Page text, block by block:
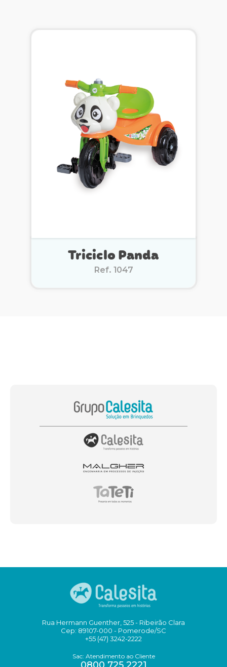
Triciclo Panda
Ref. 1047
Rua Hermann Guenther, 525 - Ribeirão Clara
Cep: 89107-000 - Pomerode/SC
+55 (47) 3242-2222
Sac: Atendimento ao Cliente